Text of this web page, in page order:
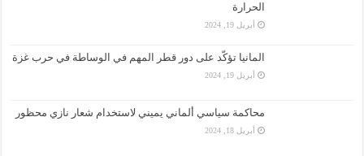
الحرارة
أبريل 19, 2024
المانيا تؤكّد على دور قطر المهم في الوساطة في حرب غزة
أبريل 19, 2024
محاكمة سياسي ألماني يميني لاستخدام شعار نازي محظور
أبريل 18, 2024